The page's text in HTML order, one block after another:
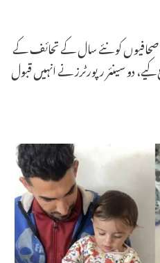
کو نئے سال کے تحائف کے
دو سینئر رپورٹرز نے انہیں قبول